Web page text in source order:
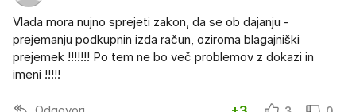
Vlada mora nujno sprejeti zakon, da se ob dajanju -
prejemanju podkupnin izda račun, oziroma blagajniški
prejemek !!!!!!! Po tem ne bo več problemov z dokazi in
imeni !!!!!